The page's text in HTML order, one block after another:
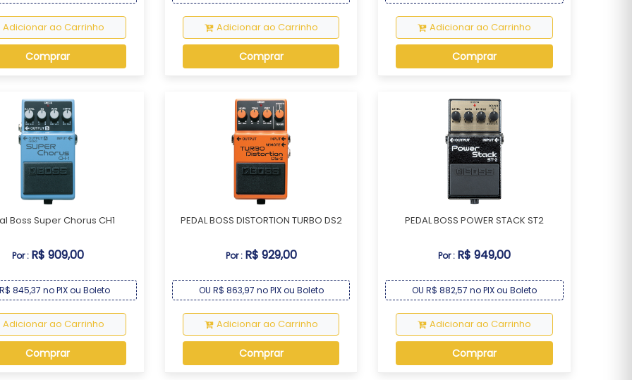
Adicionar ao Carrinho
Comprar
Adicionar ao Carrinho
Comprar
Adicionar ao Carrinho
Comprar
Boss Super Chorus CH1
Por : R$ 909,00
845,37 no PIX ou Boleto
Adicionar ao Carrinho
Comprar
PEDAL BOSS DISTORTION TURBO DS2
Por : R$ 929,00
OU R$ 863,97 no PIX ou Boleto
Adicionar ao Carrinho
Comprar
PEDAL BOSS POWER STACK ST2
Por : R$ 949,00
OU R$ 882,57 no PIX ou Boleto
Adicionar ao Carrinho
Comprar